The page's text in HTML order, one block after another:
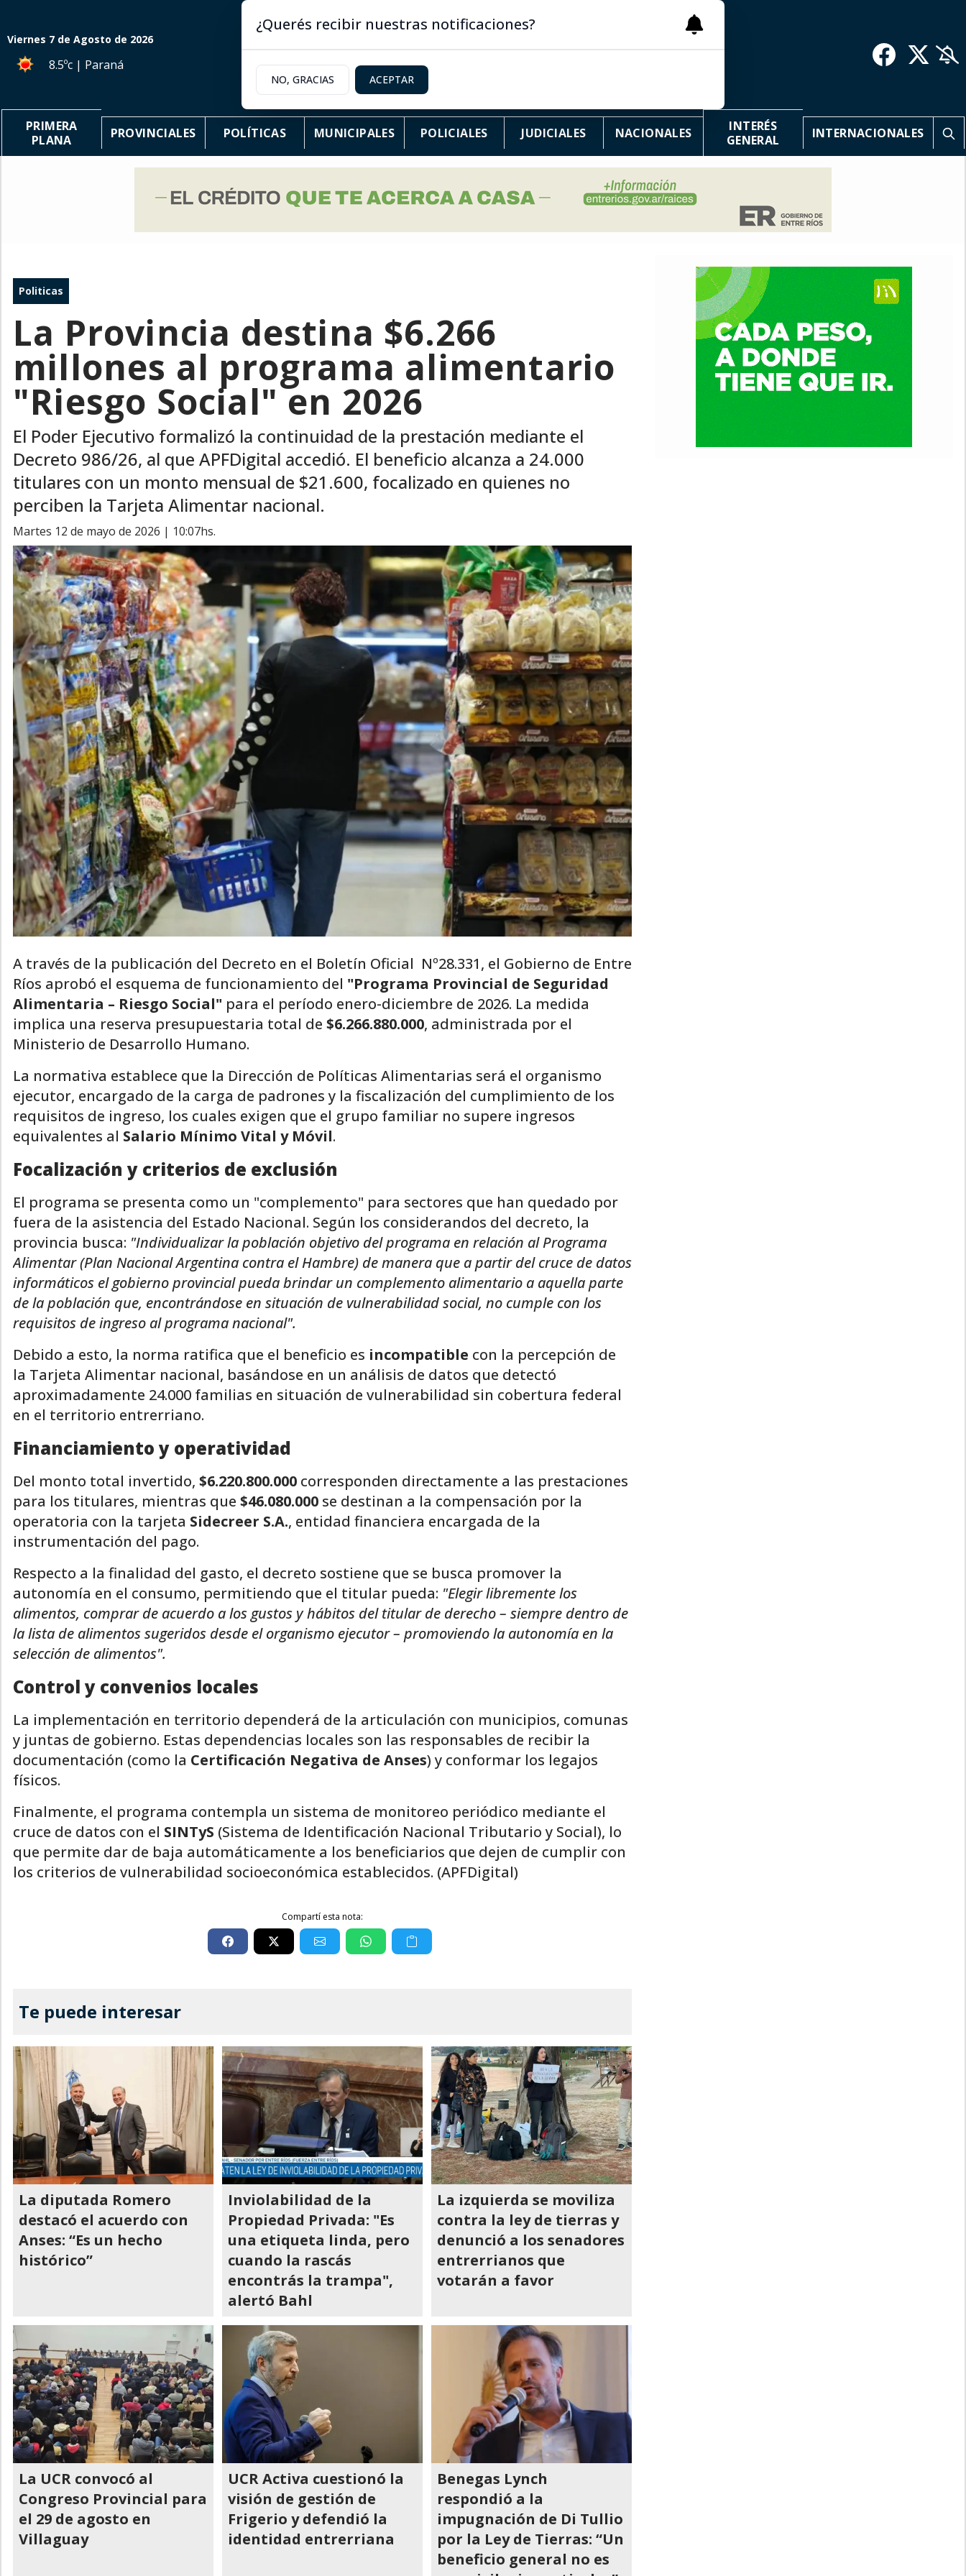
Viernes 7 de Agosto de 2026
8.5ºc | Paraná
PRIMERA
PLANA
PROVINCIALES POLÍTICAS MUNICIPALES POLICIALES JUDICIALES NACIONALES
INTERÉS
GENERAL
INTERNACIONALES
Politicas
La Provincia destina $6.266
millones al programa alimentario
"Riesgo Social" en 2026
El Poder Ejecutivo formalizó la continuidad de la prestación mediante el
Decreto 986/26, al que APFDigital accedió. El beneficio alcanza a 24.000
titulares con un monto mensual de $21.600, focalizado en quienes no
perciben la Tarjeta Alimentar nacional.
martes 12 de mayo de 2026 | 10:07hs.
A través de la publicación del Decreto en el Boletín Oficial Nº28.331, el Gobierno de Entre
Ríos aprobó el esquema de funcionamiento del "Programa Provincial de Seguridad
Alimentaria – Riesgo Social" para el período enero-diciembre de 2026. La medida
implica una reserva presupuestaria total de $6.266.880.000, administrada por el
Ministerio de Desarrollo Humano.
La normativa establece que la Dirección de Políticas Alimentarias será el organismo
ejecutor, encargado de la carga de padrones y la fiscalización del cumplimiento de los
requisitos de ingreso, los cuales exigen que el grupo familiar no supere ingresos
equivalentes al Salario Mínimo Vital y Móvil.
Focalización y criterios de exclusión
El programa se presenta como un "complemento" para sectores que han quedado por
fuera de la asistencia del Estado Nacional. Según los considerandos del decreto, la
provincia busca: "Individualizar la población objetivo del programa en relación al Programa
Alimentar (Plan Nacional Argentina contra el Hambre) de manera que a partir del cruce de datos
informáticos el gobierno provincial pueda brindar un complemento alimentario a aquella parte
de la población que, encontrándose en situación de vulnerabilidad social, no cumple con los
requisitos de ingreso al programa nacional".
Debido a esto, la norma ratifica que el beneficio es incompatible con la percepción de
la Tarjeta Alimentar nacional, basándose en un análisis de datos que detectó
aproximadamente 24.000 familias en situación de vulnerabilidad sin cobertura federal
en el territorio entrerriano.
Financiamiento y operatividad
Del monto total invertido, $6.220.800.000 corresponden directamente a las prestaciones
para los titulares, mientras que $46.080.000 se destinan a la compensación por la
operatoria con la tarjeta Sidecreer S.A., entidad financiera encargada de la
instrumentación del pago.
Respecto a la finalidad del gasto, el decreto sostiene que se busca promover la
autonomía en el consumo, permitiendo que el titular pueda: "Elegir libremente los
alimentos, comprar de acuerdo a los gustos y hábitos del titular de derecho – siempre dentro de
la lista de alimentos sugeridos desde el organismo ejecutor – promoviendo la autonomía en la
selección de alimentos".
Control y convenios locales
La implementación en territorio dependerá de la articulación con municipios, comunas
y juntas de gobierno. Estas dependencias locales son las responsables de recibir la
documentación (como la Certificación Negativa de Anses) y conformar los legajos
físicos.
Finalmente, el programa contempla un sistema de monitoreo periódico mediante el
cruce de datos con el SINTyS (Sistema de Identificación Nacional Tributario y Social), lo
que permite dar de baja automáticamente a los beneficiarios que dejen de cumplir con
los criterios de vulnerabilidad socioeconómica establecidos. (APFDigital)
Compartí esta nota:
Te puede interesar
La diputada Romero
destacó el acuerdo con
Anses: “Es un hecho
histórico”
Inviolabilidad de la
Propiedad Privada: "Es
una etiqueta linda, pero
cuando la rascás
encontrás la trampa",
alertó Bahl
La izquierda se moviliza
contra la ley de tierras y
denunció a los senadores
entrerrianos que
votarán a favor
La UCR convocó al
Congreso Provincial para
el 29 de agosto en
Villaguay
UCR Activa cuestionó la
visión de gestión de
Frigerio y defendió la
identidad entrerriana
Benegas Lynch
respondió a la
impugnación de Di Tullio
por la Ley de Tierras: “Un
beneficio general no es
¿Querés recibir nuestras notificaciones?
NO, GRACIAS ACEPTAR